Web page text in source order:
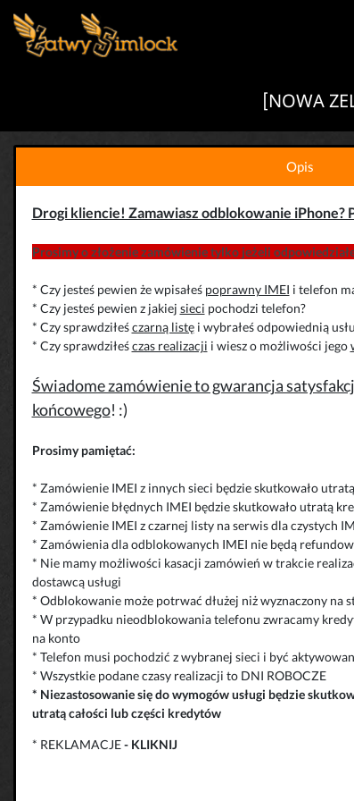
[NOWA
Opis
Drogi kliencie! Zamawiasz odblokowanie iPhone?
Prosimy o złożenie zamówienie tylko jeżeli
* Czy jesteś pewien że wpisałeś poprawny IMEI i telefon
* Czy jesteś pewien z jakiej sieci pochodzi telefon?
* Czy sprawdziłeśczarną listęi wybrałeś odpowiednią
* Czy sprawdziłeśczas realizacji i wiesz o możliwości jego
Świadome zamówienie to gwarancja
końcowego! :)
Prosimy pamiętać:
* Zamówienie IMEI z innych sieci będzie skutkowało
* Zamówienie błędnych IMEI będzie skutkowało utratą
* Zamówienie IMEI z czarnej listy na serwis dla czystych
* Zamówienia dla odblokowanych IMEI nie będą
* Nie mamy możliwości kasacji zamówień w trakcie
dostawcą usługi
* Odblokowanie może potrwać dłużej niż wyznaczony na
* W przypadku nieodblokowania telefonu zwracamy
na konto
* Telefon musi pochodzić z wybranej sieci i być
* Wszystkie podane czasy realizacji to DNI ROBOCZE
* Niezastosowanie się do wymogów usługi będzie
utratą całości lub części kredytów
* REKLAMACJE- KLIKNIJ